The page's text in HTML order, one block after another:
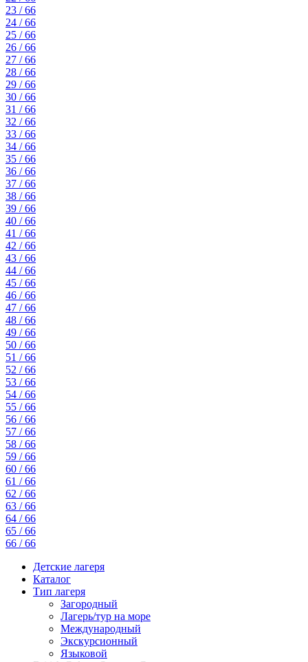
23 / 66
24 / 66
25 / 66
26 / 66
27 / 66
28 / 66
29 / 66
30 / 66
31 / 66
32 / 66
33 / 66
34 / 66
35 / 66
36 / 66
37 / 66
38 / 66
39 / 66
40 / 66
41 / 66
42 / 66
43 / 66
44 / 66
45 / 66
46 / 66
47 / 66
48 / 66
49 / 66
50 / 66
51 / 66
52 / 66
53 / 66
54 / 66
55 / 66
56 / 66
57 / 66
58 / 66
59 / 66
60 / 66
61 / 66
62 / 66
63 / 66
64 / 66
65 / 66
66 / 66
Детские лагеря
Каталог
Тип лагеря
Загородный
Лагерь/тур на море
Международный
Экскурсионный
Языковой